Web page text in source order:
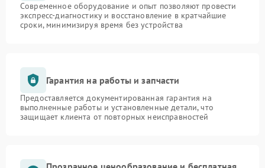
Современное оборудование и опыт позволяют провести
экспресс-диагностику и восстановление в кратчайшие
сроки, минимизируя время без устройства
Гарантия на работы и запчасти
Предоставляется документированная гарантия на
выполненные работы и установленные детали, что
защищает клиента от повторных неисправностей